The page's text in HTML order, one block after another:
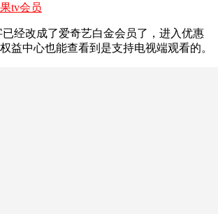
tv会员
已经改成了爱奇艺白金会员了，进入优惠
益中心也能查看到是支持电视端观看的。